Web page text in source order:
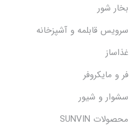
بخار شور
سرویس قابلمه و آشپزخانه
غذاساز
فر و مایکروفر
سشوار و شیور
محصولات SUNVIN